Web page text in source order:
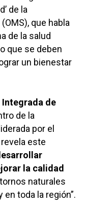
de la
que habla
de la salud
que se deben
un bienestar
de
de la
por el
revela este
la calidad
naturales
toda la región”.